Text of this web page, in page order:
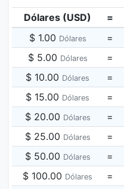
Dólares (USD) =
$ 1.00 Dólares =
$ 5.00 Dólares =
$ 10.00 Dólares =
$ 15.00 Dólares =
$ 20.00 Dólares =
$ 25.00 Dólares =
$ 50.00 Dólares =
$ 100.00 Dólares =